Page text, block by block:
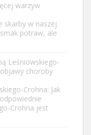
warzyw
skarby w naszej
potraw, ale
Leśniowskiego-
choroby
Crohna: Jak
Crohna jest